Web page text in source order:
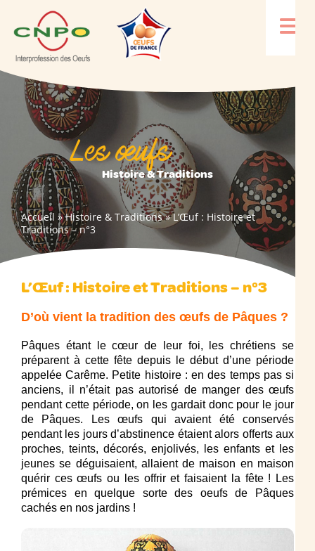
Les œufs
Histoire & Traditions
Accueil »Histoire & Traditions»L’Œuf : Histoire et
Traditions – n°3
L’Œuf : Histoire et Traditions – n°3
D’où vient la tradition des œufs de Pâques ?
Pâques étant le cœur de leur foi, les chrétiens se
préparent à cette fête depuis le début d’une période
appelée Carême. Petite histoire : en des temps pas si
anciens, il n’était pas autorisé de manger des œufs
pendant cette période, on les gardait donc pour le jour
de Pâques. Les œufs qui avaient été conservés
pendant les jours d’abstinence étaient alors offerts aux
proches, teints, décorés, enjolivés, les enfants et les
jeunes se déguisaient, allaient de maison en maison
quérir ces œufs ou les offrir et faisaient la fête ! Les
prémices en quelque sorte des oeufs de Pâques
cachés en nos jardins !